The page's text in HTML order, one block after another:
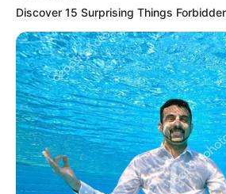
Discover 15 Surprising Things